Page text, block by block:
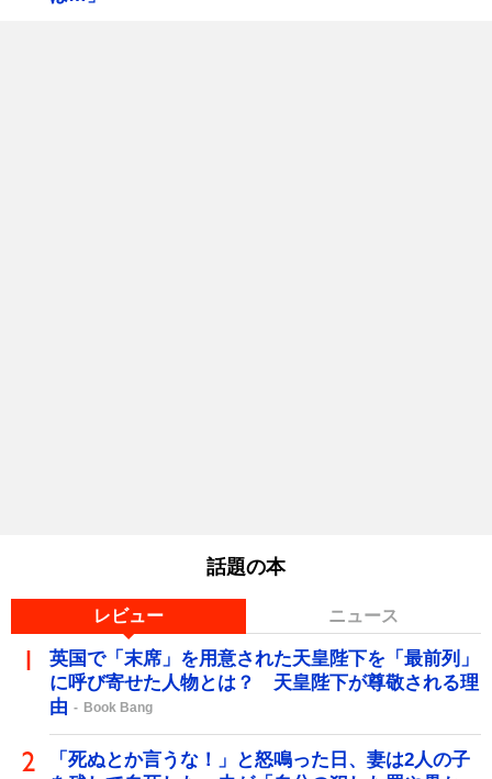
話題の本
レビュー ニュース
英国で「末席」を用意された天皇陛下を「最前列」
に呼び寄せた人物とは？ 天皇陛下が尊敬される理
由
Book Bang
「死ぬとか言うな！」と怒鳴った日、妻は2人の子